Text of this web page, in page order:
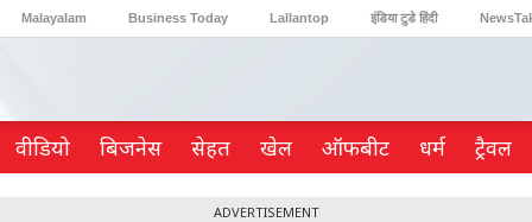
Malayalam Business Today Lallantop इंडिया टुडे हिंदी
वीडियो ब‍िजनेस सेहत खेल ऑफबीट धर्म ट्रैवल
ADVERTISEMENT